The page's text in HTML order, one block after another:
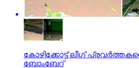
കോഴിക്കോട്ട് ലീഗ്
ബോംബേറ്